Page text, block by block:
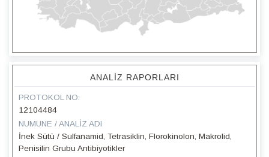
ANALIZ RAPORLARI
PROTOKOL NO:
12104484
NUMUNE / ANALIZ ADI
İnek Sütü / Sulfanamid, Tetrasiklin, Florokinolon, Makrolid,
Penisilin Grubu Antibiyotikler